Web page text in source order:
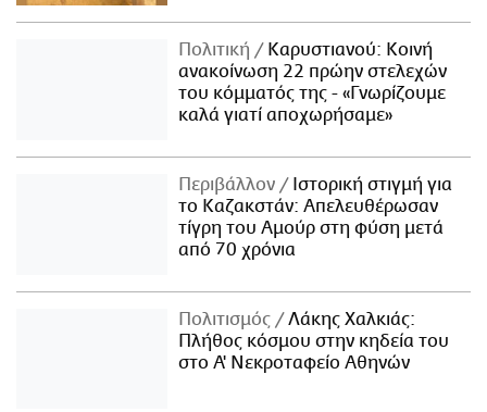
Πολιτική
Καρυστιανού: Κοινή
ανακοίνωση 22 πρώην στελεχών
του κόμματός της - «Γνωρίζουμε
καλά γιατί αποχωρήσαμε»
Περιβάλλον
Ιστορική στιγμή για
το Καζακστάν: Απελευθέρωσαν
τίγρη του Αμούρ στη φύση μετά
από 70 χρόνια
Πολιτισμός
Λάκης Χαλκιάς:
Πλήθος κόσμου στην κηδεία του
στο Α' Νεκροταφείο Αθηνών